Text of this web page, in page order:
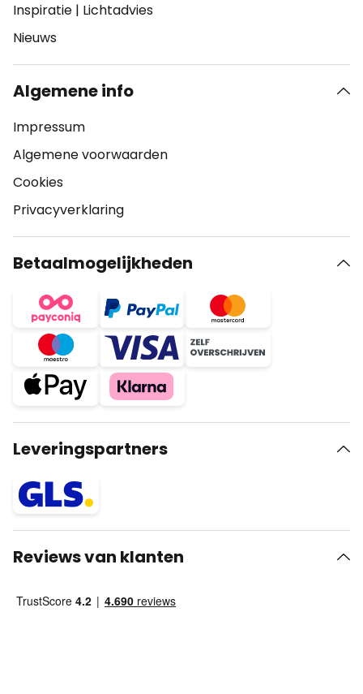
Inspiratie | Lichtadvies
Nieuws
Algemene info
Impressum
Algemene voorwaarden
Cookies
Privacyverklaring
Betaalmogelijkheden
Leveringspartners
Reviews van klanten